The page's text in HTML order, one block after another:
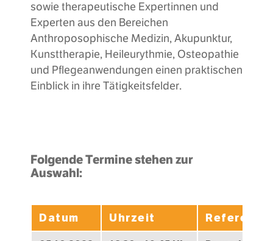
sowie therapeutische Expertinnen und
Experten aus den Bereichen
Anthroposophische Medizin, Akupunktur,
Kunsttherapie, Heileurythmie, Osteopathie
und Pflegeanwendungen einen praktischen
Einblick in ihre Tätigkeitsfelder.
Folgende Termine stehen zur
Auswahl:
Datum Uhrzeit Referent/